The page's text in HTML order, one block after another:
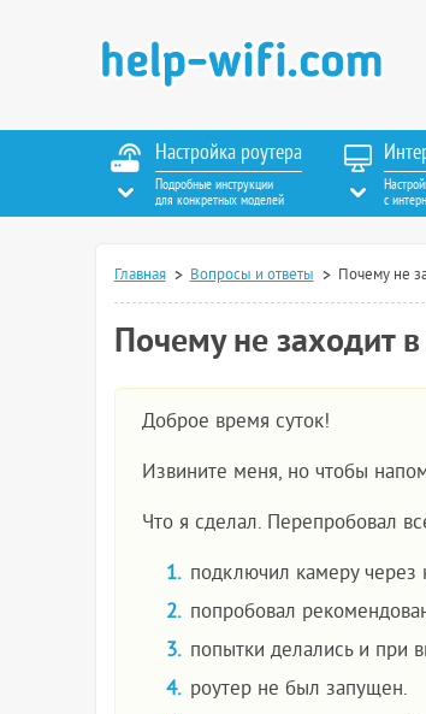
Настройка роутера
Подробные инструкции
для конкретных моделей
с
Главная Вопросы и ответы Почему не
Почему не заходит
Доброе время суток!
Извините меня, но чтобы
Что я сделал. Перепробовал
подключил камеру через
попробовал
попытки делались и при
роутер не был запущен.